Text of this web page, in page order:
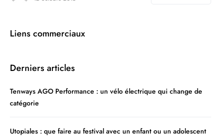
Liens commerciaux
Derniers articles
Tenways AGO Performance : un vélo électrique qui change de
catégorie
Utopiales : que faire au festival avec un enfant ou un adolescent